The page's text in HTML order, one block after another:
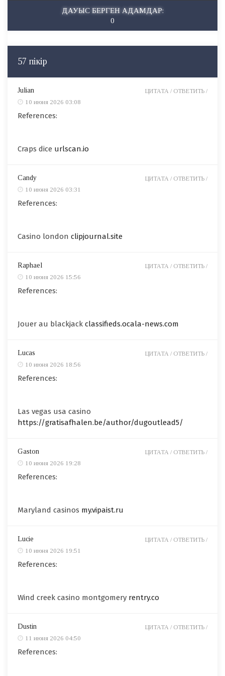
ДАУЫС БЕРГЕН АДАМДАР:
0
57 пікір
Julian
10 июня 2026 03:08
References:
Craps dice urlscan.io
ЦИТАТА / ОТВЕТИТЬ /
Candy
10 июня 2026 03:31
References:
Casino london clipjournal.site
ЦИТАТА / ОТВЕТИТЬ /
Raphael
10 июня 2026 15:56
References:
Jouer au blackjack classifieds.ocala-news.com
ЦИТАТА / ОТВЕТИТЬ /
Lucas
10 июня 2026 18:56
References:
Las vegas usa casino
https://gratisafhalen.be/author/dugoutlead5/
ЦИТАТА / ОТВЕТИТЬ /
Gaston
10 июня 2026 19:28
References:
Maryland casinos my.vipaist.ru
ЦИТАТА / ОТВЕТИТЬ /
Lucie
10 июня 2026 19:51
References:
Wind creek casino montgomery rentry.co
ЦИТАТА / ОТВЕТИТЬ /
Dustin
11 июня 2026 04:50
References:
ЦИТАТА / ОТВЕТИТЬ /